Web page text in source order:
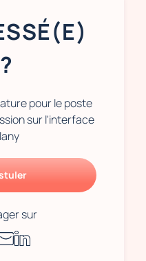
?
pour le poste
sur l'interface
sur